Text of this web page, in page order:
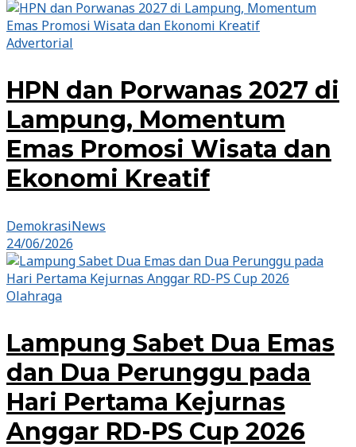
Advertorial
HPN dan Porwanas 2027 di
Lampung, Momentum
Emas Promosi Wisata dan
Ekonomi Kreatif
DemokrasiNews
24/06/2026
Olahraga
Lampung Sabet Dua Emas
dan Dua Perunggu pada
Hari Pertama Kejurnas
Anggar RD-PS Cup 2026